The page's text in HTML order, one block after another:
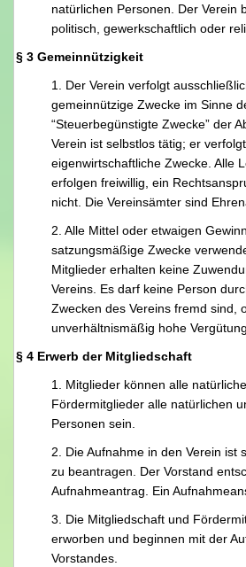
natürlichen Personen. Der Verein
politisch, gewerkschaftlich oder
§ 3 Gemeinnützigkeit
1. Der Verein verfolgt
gemeinnützige Zwecke im Sinne
“Steuerbegünstigte Zwecke” der
Verein ist selbstlos tätig; er
eigenwirtschaftliche Zwecke. Alle
erfolgen freiwillig, ein
nicht. Die Vereinsämter sind
2. Alle Mittel oder etwaigen
satzungsmäßige Zwecke
Mitglieder erhalten keine
Vereins. Es darf keine Person
Zwecken des Vereins fremd sind,
unverhältnismäßig hohe
§ 4 Erwerb der Mitgliedschaft
1. Mitglieder können alle
Fördermitglieder alle natürlichen
Personen sein.
2. Die Aufnahme in den Verein ist
zu beantragen. Der Vorstand
Aufnahmeantrag. Ein
3. Die Mitgliedschaft und
erworben und beginnen mit der
Vorstandes.